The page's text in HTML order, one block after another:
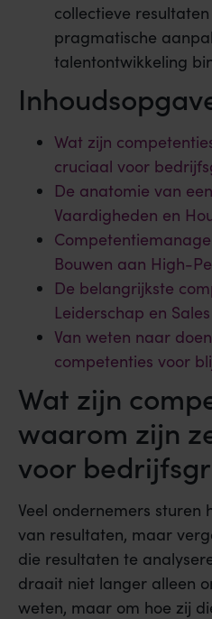
collectieve
pragmatische
talentontwikkeling
Wat zijn
cruciaal voor
De anatomie van
Vaardigheden en
Bouwen aan High-
De belangrijkste
Leiderschap en Sales
Van weten naar
competenties voor
Wat zijn
waarom zijn
voor
Veel ondernemers sturen
van resultaten, maar
die resultaten te
draait niet langer alleen
weten, maar om hoe zij